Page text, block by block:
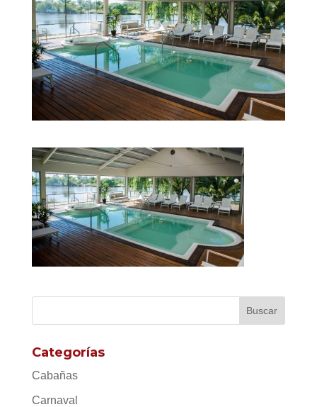
Categorías
Cabañas
Carnaval